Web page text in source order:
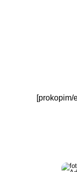
[prokopim/